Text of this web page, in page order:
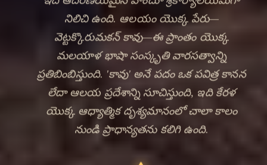
🔍
నిలిచి ఉంది. ఆలయం యొక్క పేరు—
వెట్టక్కొరుమకన్ కావు—ఈ ప్రాంతం యొక్క
మలయాళ భాషా సంస్కృతి వారసత్వాన్ని
ప్రతిబింబిస్తుంది. 'కావు' అనే పదం ఒక పవిత్ర కానన
లేదా ఆలయ ప్రదేశాన్ని సూచిస్తుంది, ఇది కేరళ
యొక్క ఆధ్యాత్మిక దృశ్యమానంలో చాలా కాలం
నుండి ప్రాధాన్యతను కలిగి ఉంది.